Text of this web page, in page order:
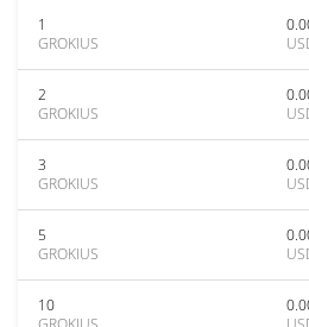
1
GROKIUS
2
GROKIUS
3
GROKIUS
5
GROKIUS
10